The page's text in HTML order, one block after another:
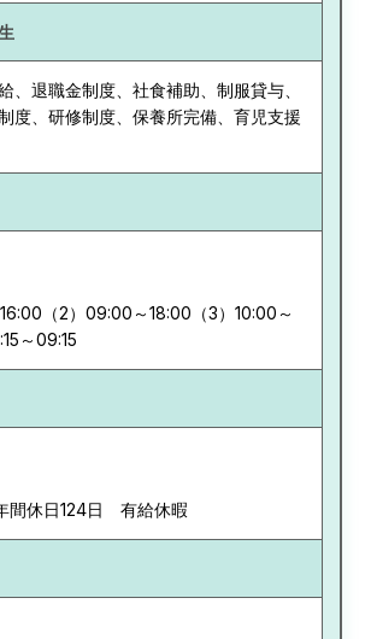
、退職金制度、社食補助、制服貸与、
度、研修制度、保養所完備、育児支援
16:00（2）09:00～18:00（3）10:00～
～09:15
間休日124日 有給休暇